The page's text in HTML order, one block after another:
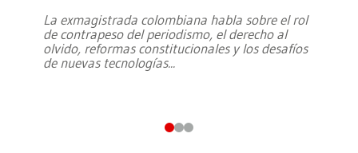
La exmagistrada colombiana habla sobre el rol
de contrapeso del periodismo, el derecho al
olvido, reformas constitucionales y los desafíos
de nuevas tecnologías...